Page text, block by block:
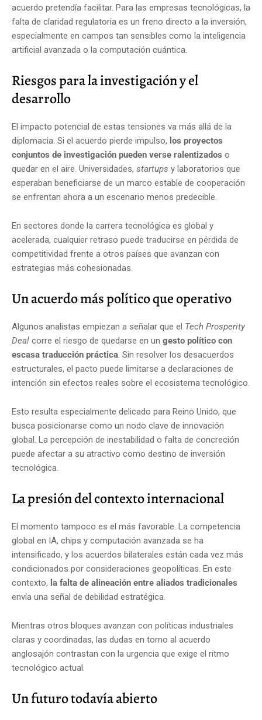
acuerdo pretendía facilitar. Para las empresas tecnológicas, la
falta de claridad regulatoria es un freno directo a la inversión,
especialmente en campos tan sensibles como la inteligencia
artificial avanzada o la computación cuántica.
Riesgos para la investigación y el
desarrollo
El impacto potencial de estas tensiones va más allá de la
diplomacia. Si el acuerdo pierde impulso, los proyectos
conjuntos de investigación pueden verse ralentizados o
quedar en el aire. Universidades, startups y laboratorios que
esperaban beneficiarse de un marco estable de cooperación
se enfrentan ahora a un escenario menos predecible.
En sectores donde la carrera tecnológica es global y
acelerada, cualquier retraso puede traducirse en pérdida de
competitividad frente a otros países que avanzan con
estrategias más cohesionadas.
Un acuerdo más político que operativo
Algunos analistas empiezan a señalar que el Tech Prosperity
Deal corre el riesgo de quedarse en un gesto político con
escasa traducción práctica. Sin resolver los desacuerdos
estructurales, el pacto puede limitarse a declaraciones de
intención sin efectos reales sobre el ecosistema tecnológico.
Esto resulta especialmente delicado para Reino Unido, que
busca posicionarse como un nodo clave de innovación
global. La percepción de inestabilidad o falta de concreción
puede afectar a su atractivo como destino de inversión
tecnológica.
La presión del contexto internacional
El momento tampoco es el más favorable. La competencia
global en IA, chips y computación avanzada se ha
intensificado, y los acuerdos bilaterales están cada vez más
condicionados por consideraciones geopolíticas. En este
contexto, la falta de alineación entre aliados tradicionales
envía una señal de debilidad estratégica.
Mientras otros bloques avanzan con políticas industriales
claras y coordinadas, las dudas en torno al acuerdo
anglosajón contrastan con la urgencia que exige el ritmo
tecnológico actual.
Un futuro todavía abierto